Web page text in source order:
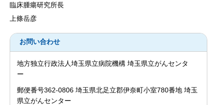
臨床腫瘍研究所長
上條岳彦
お問い合わせ
地方独立行政法人埼玉県立病院機構 埼玉県立がんセンタ
ー
郵便番号362-0806 埼玉県北足立郡伊奈町小室780番地 埼玉
県立がんセンター